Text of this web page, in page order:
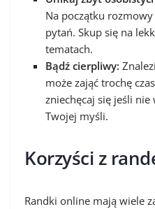
Na początku
pytań. Skup się na
tematach.
Bądź cierpliwy:
może zająć trochę
zniechęcaj się jeśli
Twojej myśli.
Korzyści z
Randki online mają wiele